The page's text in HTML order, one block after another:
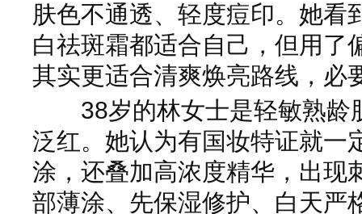
肤色不通透、轻度痘印。她看
白祛斑霜都适合自己，但用了
其实更适合清爽焕亮路线，必
38岁的林女士是轻敏熟龄
泛红。她认为有国妆特证就一
涂，还叠加高浓度精华，出现
部薄涂、先保湿修护、白天严